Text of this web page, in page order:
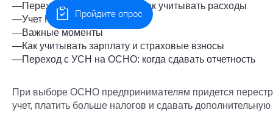
—Переход с УСН на ОСНО: как учитывать расходы
—Учет НДС
—Важные моменты
—Как учитывать зарплату и страховые взносы
—Переход с УСН на ОСНО: когда сдавать отчетность
При выборе ОСНО предпринимателям придется
учет, платить больше налогов и сдавать дополнительную
Пройдите опрос